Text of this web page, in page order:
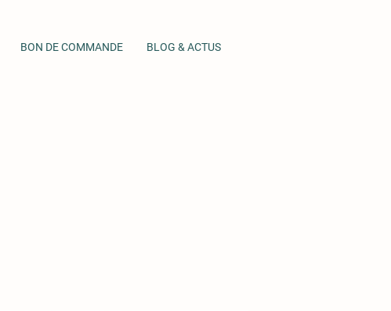
BON DE COMMANDE BLOG & ACTUS